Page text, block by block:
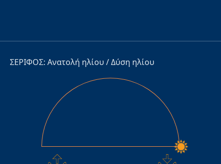
ΣΕΡΙΦΟΣ: Ανατολή ηλίου / Δύση ηλίου